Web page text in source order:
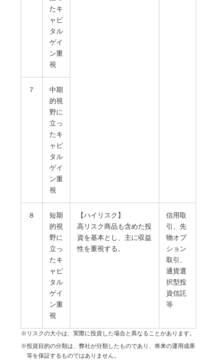
たキ
ャピ
タル
ゲイ
ン重
視
７
中期
的視
野に
立っ
たキ
ャピ
タル
ゲイ
ン重
視
８
短期
的視
野に
立っ
たキ
ャピ
タル
ゲイ
ン重
視
【ハイリスク】
高リスク商品も含めた投
資を基本とし、主に収益
性を重視する。
信用取
引、先
物オプ
ション
取引、
通貨選
択型投
資信託
等
※リスクの大小は、実際に投資した場合と異なることがあります。
※投資目的の分類は、弊社が分類したものであり、将来の運用成果
等を保証するものではありません。